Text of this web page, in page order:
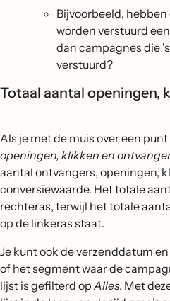
Bijvoorbeeld,
worden verstuurd
dan campagnes die
verstuurd?
Totaal aantal openingen,
Als je met de muis over een
openingen, klikken en
aantal ontvangers, openingen,
conversiewaarde. Het totale
rechteras, terwijl het totale
op de linkeras staat.
Je kunt ook de verzenddatum
of het segment waar de
lijst is gefilterd opAlles. Met